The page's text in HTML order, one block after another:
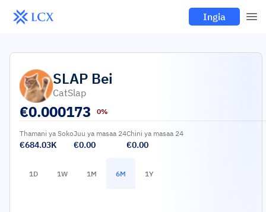
Ingia
SLAP Bei
CatSlap
€0.000173 0%
Thamani ya Soko
€684.03K
Juu ya masaa 24
€0.00
Chini ya masaa 24
€0.00
1D 1W 1M 6M 1Y